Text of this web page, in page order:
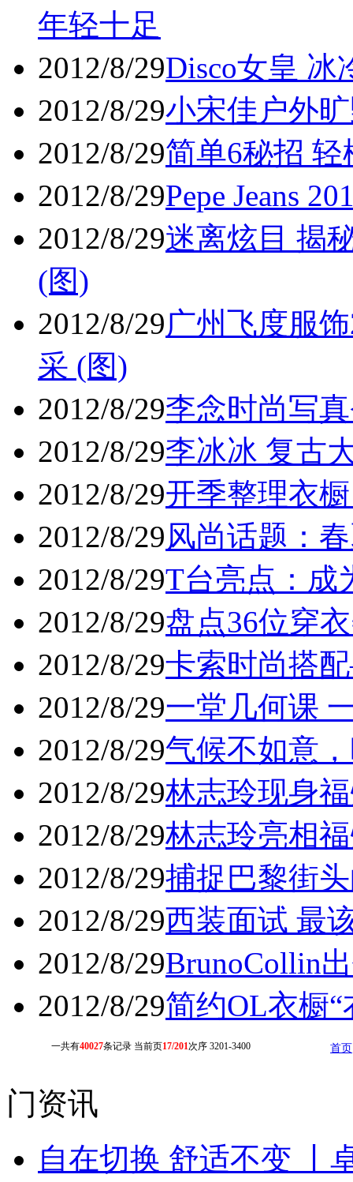
年轻十足
2012/8/29Disco女皇 冰
2012/8/29小宋佳户外
2012/8/29简单6秘招
2012/8/29Pepe Jeans
2012/8/29迷离炫目 揭
(图)
2012/8/29广州飞度服
采 (图)
2012/8/29李念时尚写
2012/8/29李冰冰 复古
2012/8/29开季整理衣
2012/8/29风尚话题：
2012/8/29T台亮点：成
2012/8/29盘点36位穿
2012/8/29卡索时尚搭
2012/8/29一堂几何课
2012/8/29气候不如意
2012/8/29林志玲现身
2012/8/29林志玲亮相
2012/8/29捕捉巴黎街
2012/8/29西装面试 最
2012/8/29BrunoCollin
2012/8/29简约OL衣橱
一共有40027条记录 当前页17/201次序 3201-3400 首页
门资讯
自在切换 舒适不变 丨